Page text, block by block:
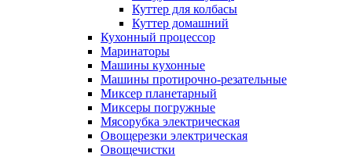
Куттер для колбасы
Куттер домашний
Кухонный процессор
Маринаторы
Машины кухонные
Машины протирочно-резательные
Миксер планетарный
Миксеры погружные
Мясорубка электрическая
Овощерезки электрическая
Овощечистки